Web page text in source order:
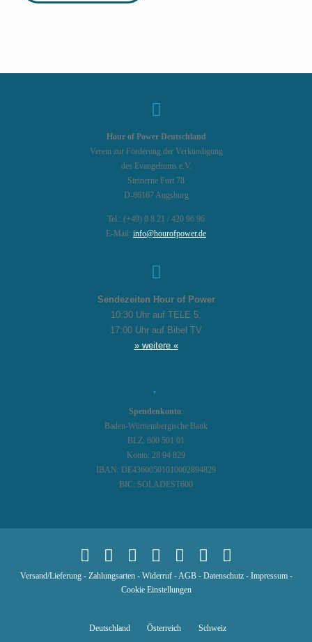
Hour of Power Deutschland
Verein zur Förderung der Verkündigung
des Evangeliums e.V.
Steinerne Furt 78
D-86167 Augsburg
Tel.: (+49) 0 8 21 / 420 96 96
E-Mail: info@hourofpower.de
Sendezeiten Hour of Power
10:30 Uhr auf TELE 5,
17:00 Uhr auf Bibel TV
» weitere «
Spendenkonto:
Baden-Württembergische Bank
BLZ: 600 501 01
Konto: 28 94 829
IBAN: DE43600501010002894829
BIC: SOLADEST600
Versand/Lieferung- Zahlungsarten- Widerruf-AGB- Datenschutz- Impressum-
Cookie Einstellungen
Deutschland Österreich Schweiz